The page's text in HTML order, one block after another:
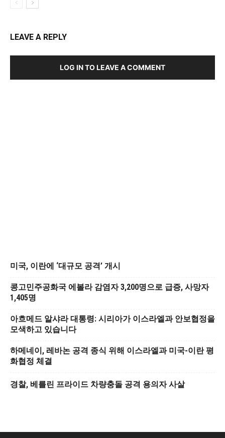
LEAVE A REPLY
LOG IN TO LEAVE A COMMENT
미국, 이란에 ‘대규모 공격’ 개시
콩고민주공화국 에볼라 감염자 3,200명으로 급증, 사망자
1,405명
아흐메드 알샤라 대통령: 시리아가 이스라엘과 안보협정을
모색하고 있습니다
하메네이, 레바논 공격 종식 위해 이스라엘과 미국-이란 평
화협정 체결
경찰, 베를린 프라이드 차량충돌 공격 용의자 사살